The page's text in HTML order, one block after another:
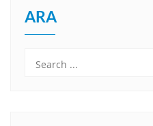
ARA